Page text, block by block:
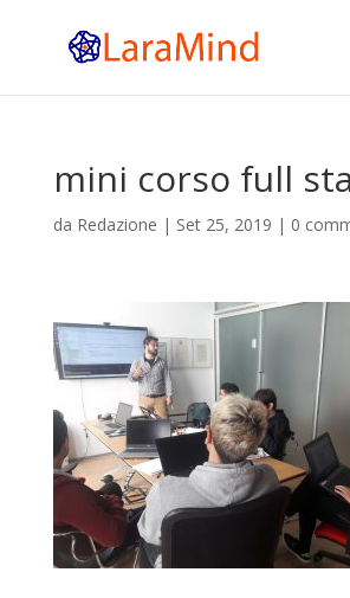
mini corso full
da Redazione | Set 25, 2019 | 0